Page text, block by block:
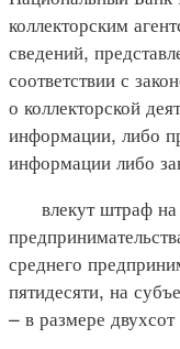
коллекторским
сведений,
соответствии с
о коллекторской
информации, либо
информации либо
влекут штраф на
среднего
пятидесяти, на
– в размере